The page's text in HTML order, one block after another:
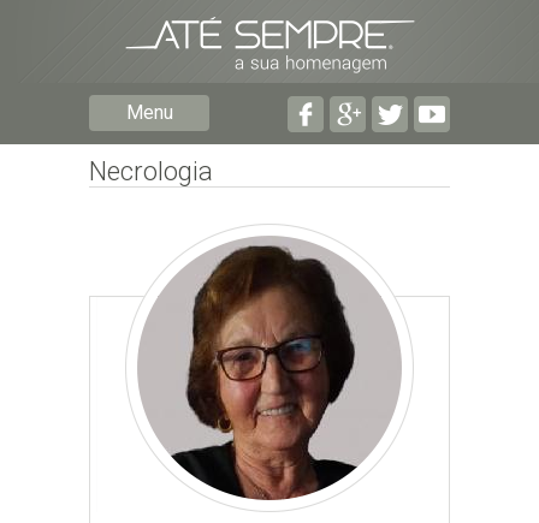
Menu
Necrologia
Preencha o formulário seguinte para ser notificado de
falecimentos em determinado concelho.
Subscrever
Preencha os seguintes campos com a informação mais
pormenorizada possível: